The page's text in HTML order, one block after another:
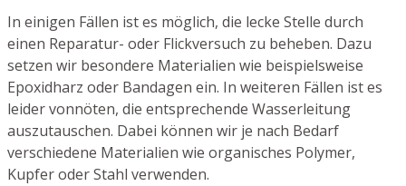
In einigen Fällen ist es möglich, die lecke Stelle durch
einen Reparatur- oder Flickversuch zu beheben. Dazu
setzen wir besondere Materialien wie beispielsweise
Epoxidharz oder Bandagen ein. In weiteren Fällen ist es
leider vonnöten, die entsprechende Wasserleitung
auszutauschen. Dabei können wir je nach Bedarf
verschiedene Materialien wie organisches Polymer,
Kupfer oder Stahl verwenden.